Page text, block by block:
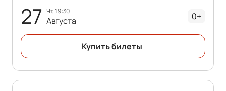
27 чт, 19:30
Августа 0+
Купить билеты